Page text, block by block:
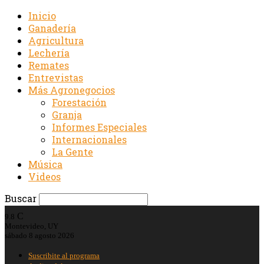
Inicio
Ganadería
Agricultura
Lechería
Remates
Entrevistas
Más Agronegocios
Forestación
Granja
Informes Especiales
Internacionales
La Gente
Música
Videos
Buscar
9.8 C
Montevideo, UY
sábado 8 agosto 2026
Suscribite al programa